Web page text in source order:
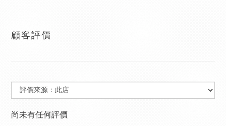
顧客評價
尚未有任何評價